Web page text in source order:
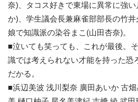
奈)、タコス好きで東場に異常に強
か)、学生議会長兼麻雀部部長の竹
娘で知識派の染谷まこ(山田杏奈)。
■泣いても笑っても、これが最後。
識では考えられない才能を持った恐
だかる。
■浜辺美波 浅川梨奈 廣田あいか 古